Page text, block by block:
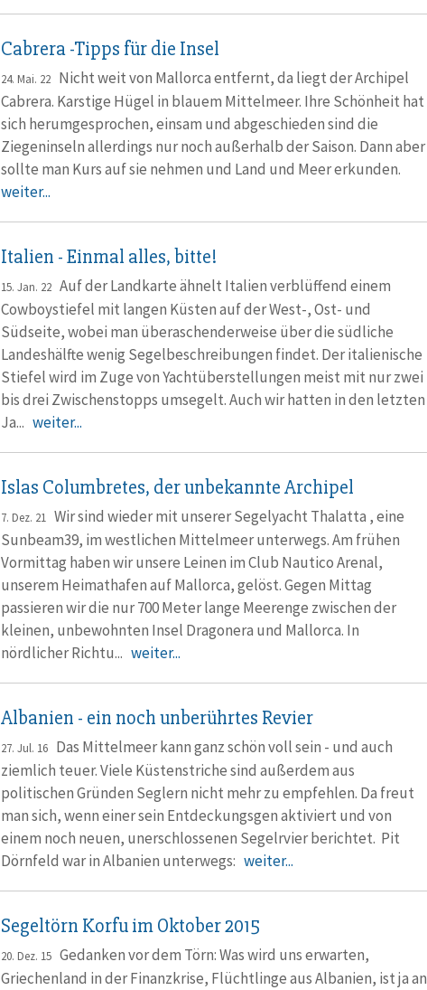
Cabrera -Tipps für die Insel
24. Mai. 22Nicht weit von Mallorca entfernt, da liegt der Archipel
Cabrera. Karstige Hügel in blau­em Mittel­meer. Ihre Schön­heit hat
sich herum­ge­sprochen, einsam und abge­schieden sind die
Ziegen­inseln aller­dings nur noch außer­halb der Saison. Dann aber
sollte man Kurs auf sie nehmen und Land und Meer erkunden.
weiter...
Italien - Einmal alles, bitte!
15. Jan. 22Auf der Landkarte ähnelt Italien verblüffend einem
Cowboystiefel mit langen Küsten auf der West-, Ost- und
Südseite, wobei man überaschenderweise über die südliche
Landeshälfte wenig Segelbeschreibungen findet. Der italienische
Stiefel wird im Zuge von Yachtüberstellungen meist mit nur zwei
bis drei Zwischenstopps umsegelt. Auch wir hatten in den letzten
Ja... weiter...
Islas Columbretes, der unbekannte Archipel
7. Dez. 21Wir sind wieder mit unserer Segelyacht Thalatta , eine
Sunbeam39, im westlichen Mittelmeer unterwegs. Am frühen
Vormittag haben wir unsere Leinen im Club Nautico Arenal,
unserem Heimathafen auf Mallorca, gelöst. Gegen Mittag
passieren wir die nur 700 Meter lange Meerenge zwischen der
kleinen, unbewohnten Insel Dragonera und Mallorca. In
nördlicher Richtu... weiter...
Albanien - ein noch unberührtes Revier
27. Jul. 16Das Mittelmeer kann ganz schön voll sein - und auch
ziemlich teuer. Viele Küstenstriche sind außerdem aus
politischen Gründen Seglern nicht mehr zu empfehlen. Da freut
man sich, wenn einer sein Entdeckungsgen aktiviert und von
einem noch neuen, unerschlossenen Segelrvier berichtet. Pit
Dörnfeld war in Albanien unterwegs: weiter...
Segeltörn Korfu im Oktober 2015
20. Dez. 15Gedanken vor dem Törn: Was wird uns erwarten,
Griechenland in der Finanzkrise, Flüchtlinge aus Albanien, ist ja an